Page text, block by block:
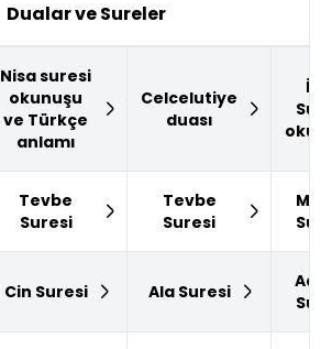
Dualar ve Sureler
Nisa suresi
okunuşu
ve Türkçe
anlamı
Celcelutiye
duası
Tevbe
Suresi
Tevbe
Suresi
Cin Suresi Ala Suresi